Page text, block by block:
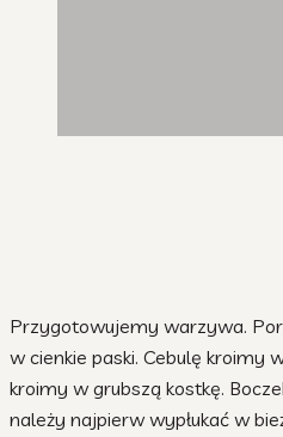
Przygotowujemy warzywa.
w cienkie paski. Cebulę kroimy
kroimy w grubszą kostkę.
należy najpierw wypłukać w